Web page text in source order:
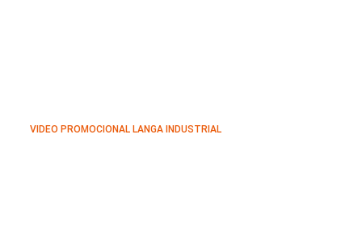
VIDEO PROMOCIONAL LANGA INDUSTRIAL